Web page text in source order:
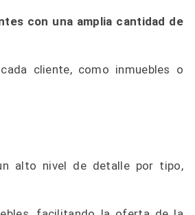
con una amplia cantidad de
cliente, como inmuebles o
alto nivel de detalle por tipo,